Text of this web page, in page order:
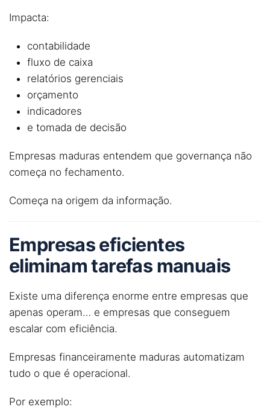
Impacta:
contabilidade
fluxo de caixa
relatórios gerenciais
orçamento
indicadores
e tomada de decisão
Empresas maduras entendem que governança não
começa no fechamento.
Começa na origem da informação.
Empresas eficientes
eliminam tarefas manuais
Existe uma diferença enorme entre empresas que
apenas operam… e empresas que conseguem
escalar com eficiência.
Empresas financeiramente maduras automatizam
tudo o que é operacional.
Por exemplo: